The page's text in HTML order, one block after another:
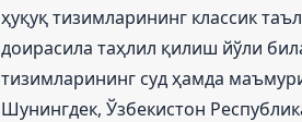
ҳуқуқ тизимларининг классик
доирасила таҳлил қилиш йўли
тизимларининг суд ҳамда
Шунингдек, Ўзбекистон